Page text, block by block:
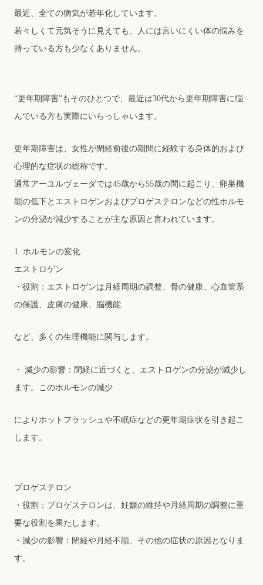
最近、全ての病気が若年化しています。
若々しくて元気そうに⾒えても、⼈には⾔いにくい体の悩みを
持っている⽅も少なくありません。
“更年期障害”もそのひとつで、最近は30代から更年期障害に悩
んでいる⽅も実際にいらっしゃいます。
更年期障害は、⼥性が閉経前後の期間に経験する⾝体的および
⼼理的な症状の総称です。
通常アーユルヴェーダでは45歳から55歳の間に起こり、卵巣機
能の低下とエストロゲンおよびプロゲステロンなどの性ホルモ
ンの分泌が減少することが主な原因と⾔われています。
1. ホルモンの変化
エストロゲン
・役割：エストロゲンは⽉経周期の調整、⾻の健康、⼼⾎管系
の保護、⽪膚の健康、脳機能
など、多くの⽣理機能に関与します。
・ 減少の影響：閉経に近づくと、エストロゲンの分泌が減少し
ます。このホルモンの減少
によりホットフラッシュや不眠症などの更年期症状を引き起こ
します。
プロゲステロン
・役割：プロゲステロンは、妊娠の維持や⽉経周期の調整に重
要な役割を果たします。
・減少の影響：閉経や⽉経不順、その他の症状の原因となりま
す。